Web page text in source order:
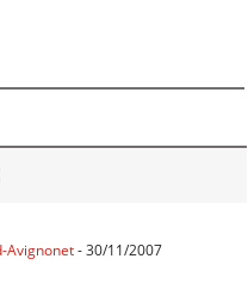
Avignonet- 30/11/2007